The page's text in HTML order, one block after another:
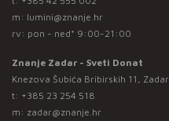
m: lumini@znanje.hr
rv: pon - ned* 9:00-21:00
Znanje Zadar - Sveti Donat
Knezova Šubića Bribirskih 11, Zadar
t: +385 23 254 518
m: zadar@znanje.hr